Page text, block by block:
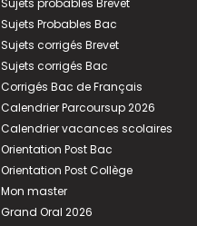
Sujets probables Brevet
Sujets Probables Bac
Sujets corrigés Brevet
Sujets corrigés Bac
Corrigés Bac de Français
Calendrier Parcoursup 2026
Calendrier vacances scolaires
Orientation Post Bac
Orientation Post Collège
Mon master
Grand Oral 2026